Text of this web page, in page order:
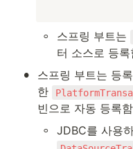
◦ 스프링 부트는
터 소스로 등록
•
스프링 부트는 등
한
빈으로 자동 등록함
◦